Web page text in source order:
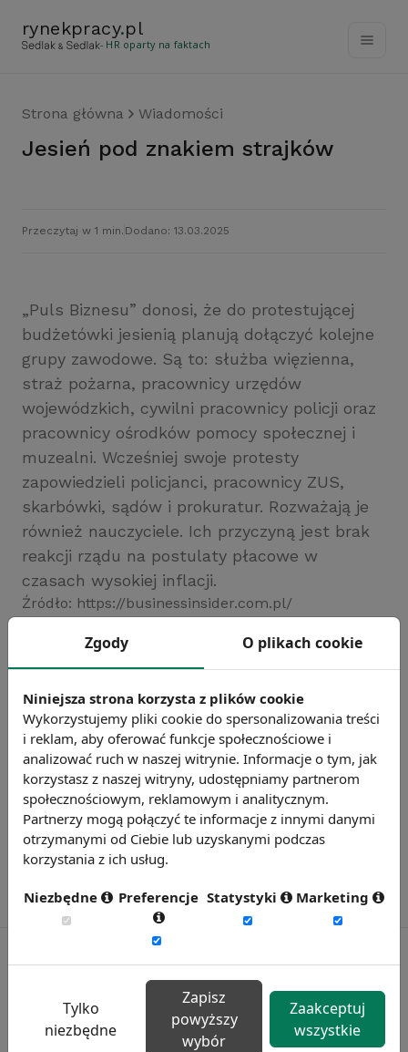
rynekpracy.pl
- HR oparty na faktach
Strona główna Wiadomości
Jesień pod znakiem strajków
Przeczytaj w 1 min. Dodano: 13.03.2025
„Puls Biznesu” donosi, że do protestującej
budżetówki jesienią planują dołączyć kolejne
grupy zawodowe. Są to: służba więzienna,
straż pożarna, pracownicy urzędów
wojewódzkich, cywilni pracownicy policji oraz
pracownicy ośrodków pomocy społecznej i
muzealni. Wcześniej swoje protesty
zapowiedzieli policjanci, pracownicy ZUS,
skarbówki, sądów i prokuratur. Rozważają je
również nauczyciele. Ich przyczyną jest brak
reakcji rządu na postulaty płacowe w
czasach wysokiej inflacji.
Źródło: https://businessinsider.com.pl/
Chcesz wiedzieć więcej?
Zobacz więcej wiadomości
Rynekpracy.pl
sedlak.pl
Zgody O plikach cookie
Niniejsza strona korzysta z plików cookie
Wykorzystujemy pliki cookie do spersonalizowania treści
i reklam, aby oferować funkcje społecznościowe i
analizować ruch w naszej witrynie. Informacje o tym, jak
korzystasz z naszej witryny, udostępniamy partnerom
społecznościowym, reklamowym i analitycznym.
Partnerzy mogą połączyć te informacje z innymi danymi
otrzymanymi od Ciebie lub uzyskanymi podczas
korzystania z ich usług.
Niezbędne Preferencje Statystyki Marketing
Tylko
niezbędne
Zapisz
powyższy
wybór
Zaakceptuj
wszystkie